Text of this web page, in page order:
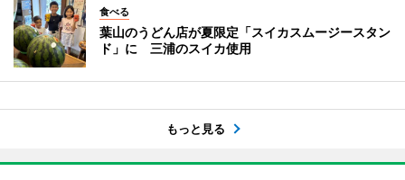
食べる
葉山のうどん店が夏限定「スイカスムージースタン
ド」に 三浦のスイカ使用
もっと見る